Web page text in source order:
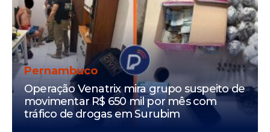
Pernambuco
Operação Venatrix mira grupo suspeito de
movimentar R$ 650 mil por mês com
tráfico de drogas em Surubim